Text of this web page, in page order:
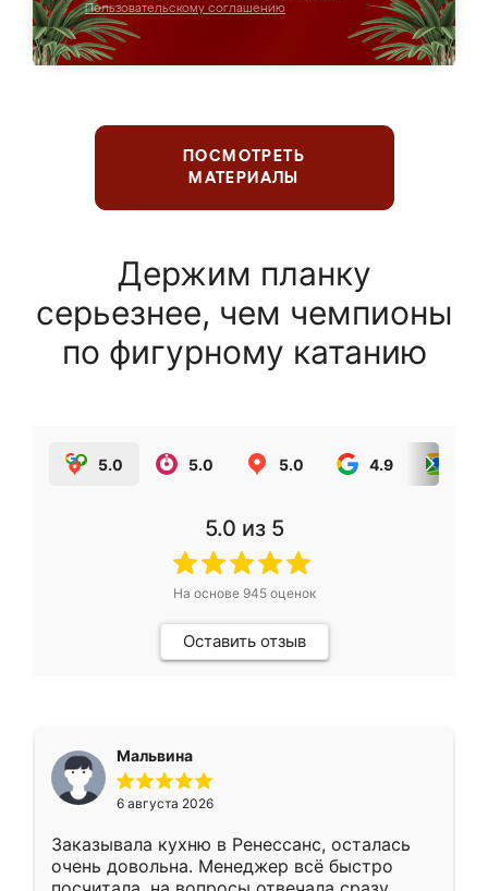
Пользовательскому соглашению
ПОСМОТРЕТЬ
МАТЕРИАЛЫ
Держим планку
серьезнее, чем чемпионы
по фигурному катанию
5.0 5.0 5.0 4.9
5.0 из 5
На основе 945оценок
Оставить отзыв
Мальвина
6 августа 2026
Заказывала кухню в Ренессанс, осталась
очень довольна. Менеджер всё быстро